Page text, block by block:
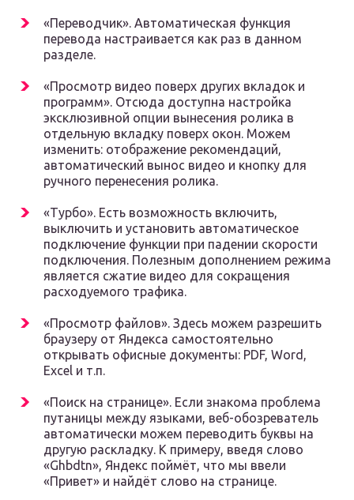
«Переводчик». Автоматическая функция
перевода настраивается как раз в данном
разделе.
«Просмотр видео поверх других вкладок и
программ». Отсюда доступна настройка
эксклюзивной опции вынесения ролика в
отдельную вкладку поверх окон. Можем
изменить: отображение рекомендаций,
автоматический вынос видео и кнопку для
ручного перенесения ролика.
«Турбо». Есть возможность включить,
выключить и установить автоматическое
подключение функции при падении скорости
подключения. Полезным дополнением режима
является сжатие видео для сокращения
расходуемого трафика.
«Просмотр файлов». Здесь можем разрешить
браузеру от Яндекса самостоятельно
открывать офисные документы: PDF, Word,
Excel и т.п.
«Поиск на странице». Если знакома проблема
путаницы между языками, веб-обозреватель
автоматически можем переводить буквы на
другую раскладку. К примеру, введя слово
«Ghbdtn», Яндекс поймёт, что мы ввели
«Привет» и найдёт слово на странице.